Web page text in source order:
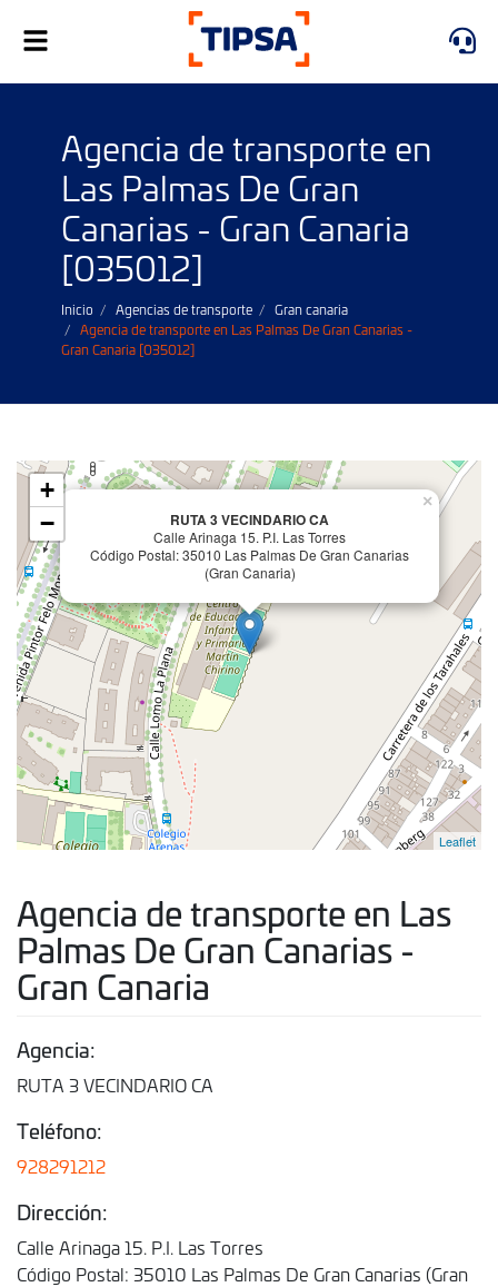
Alternar
navegación
Agencia de transporte en
Las Palmas De Gran
Canarias - Gran Canaria
[035012]
Inicio Agencias de transporte
Gran canaria
Agencia de transporte en Las Palmas De Gran Canarias -
Gran Canaria [035012]
RUTA 3 VECINDARIO CA
Calle Arinaga 15. P.I. Las Torres
Código Postal: 35010 Las Palmas De Gran Canarias
(Gran Canaria)
×
+
−
Leaflet
Agencia de transporte en Las
Palmas De Gran Canarias -
Gran Canaria
Agencia:
RUTA 3 VECINDARIO CA
Teléfono:
928291212
Dirección:
Calle Arinaga 15. P.I. Las Torres
Código Postal: 35010 Las Palmas De Gran Canarias (Gran